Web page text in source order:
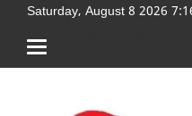
Saturday, August 8 2026